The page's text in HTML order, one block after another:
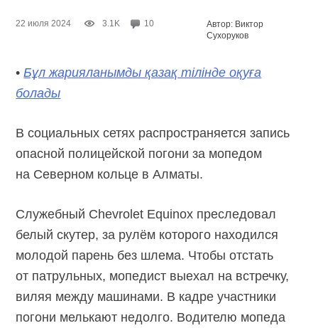
22 июля 2024 3.1K 10
Автор: Виктор
Сухоруков
•Бұл жарияланымды қазақ тілінде оқуға
болады
В социальных сетях распространяется запись
опасной полицейской погони за мопедом
на Северном кольце в Алматы.
Служебный Chevrolet Equinox преследовал
белый скутер, за рулём которого находился
молодой парень без шлема. Чтобы отстать
от патрульных, мопедист выехал на встречку,
виляя между машинами. В кадре участники
погони мелькают недолго. Водителю мопеда